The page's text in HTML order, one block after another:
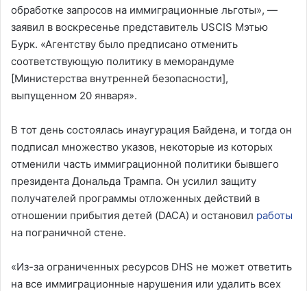
обработке запросов на иммиграционные льготы», —
заявил в воскресенье представитель USCIS Мэтью
Бурк. «Агентству было предписано отменить
соответствующую политику в меморандуме
[Министерства внутренней безопасности],
выпущенном 20 января».
В тот день состоялась инаугурация Байдена, и тогда он
подписал множество указов, некоторые из которых
отменили часть иммиграционной политики бывшего
президента Дональда Трампа. Он усилил защиту
получателей программы отложенных действий в
отношении прибытия детей (DACA) и остановил работы
на пограничной стене.
«Из-за ограниченных ресурсов DHS не может ответить
на все иммиграционные нарушения или удалить всех